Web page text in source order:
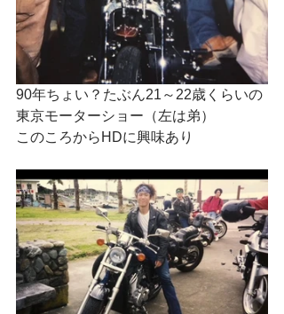
90年ちょい？たぶん21～22歳くらいの
東京モーターショー（左は弟）
このころからHDに興味あり